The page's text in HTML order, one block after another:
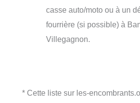
casse auto/moto ou à un
fourrière (si possible) à
Villegagnon.
* Cette liste sur les-